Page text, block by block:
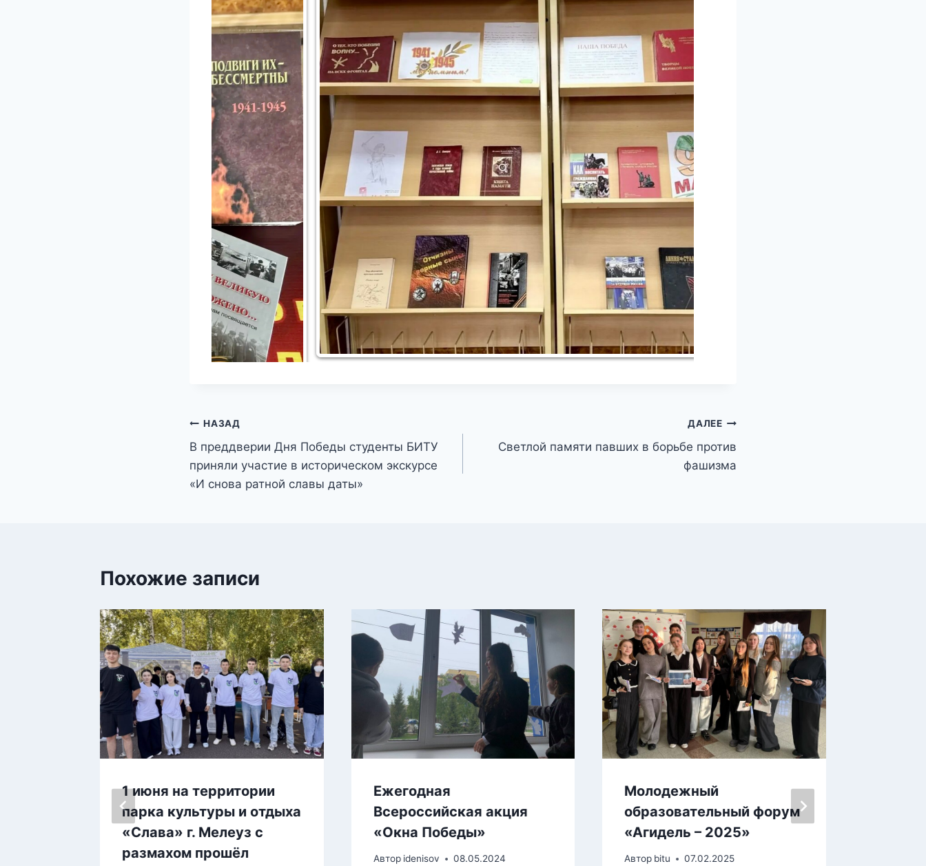
Навигация
по
записям
НАЗАД
В преддверии Дня Победы студенты БИТУ
приняли участие в историческом экскурсе
«И снова ратной славы даты»
ДАЛЕЕ
Светлой памяти павших в борьбе против
фашизма
Похожие записи
1 июня на территории
парка культуры и отдыха
«Слава» г. Мелеуз с
размахом прошёл
Ежегодная
Всероссийская акция
«Окна Победы»
Автор idenisov 08.05.2024
Молодежный
образовательный форум
«Агидель – 2025»
Автор bitu 07.02.2025